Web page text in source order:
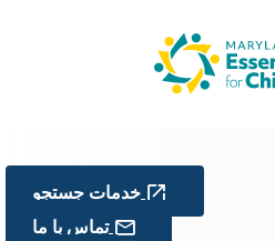
خدمات جستجو
تماس با ما